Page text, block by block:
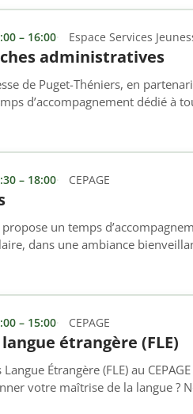
– 16:00 Espace Services
administratives
de Puget-Théniers, en
d’accompagnement dédié à
démarches administratives ou
aux droits (jeunes majeurs et
– 18:00 CEPAGE
propose un temps
dans une ambiance
et vendredis 🕓 De 16h30 à
Bénéficier […]
– 15:00 CEPAGE
étrangère (FLE)
Étrangère (FLE) au
votre maîtrise de la langue ?
toutes les personnes non-